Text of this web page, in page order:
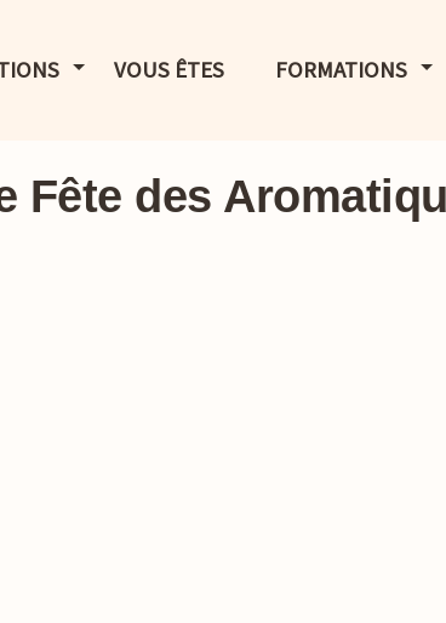
LE MENUAFFICHER LE MENU
VOUS ÊTES FORMATIONS
Fête des